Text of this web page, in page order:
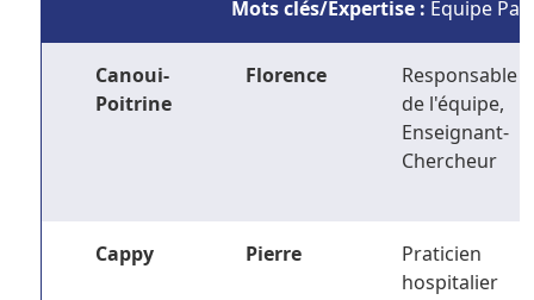
Mots clés/Expertise : Equipe
Canoui-
Poitrine
Florence
Responsable
de l'équipe,
Enseignant-
Chercheur
Cappy Pierre
Praticien
hospitalier